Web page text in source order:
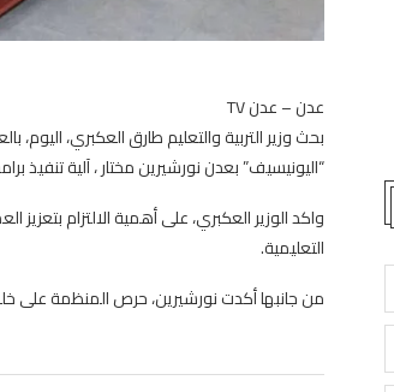
عدن – عدن TV
بحث وزير التربية والتعليم طارق العكبري،
“اليونيسيف” بعدن نورشيرين مختار ، آلية تنفيذ
واكد الوزير العكبري، على أهمية الالتزام
التعليمية.
من جانبها أكدت نورشيرين، حرص المنظمة على